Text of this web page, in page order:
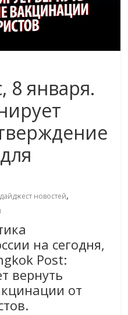
8 января.
дайджест новостей,
на сегодня,
Post:
вернуть
от